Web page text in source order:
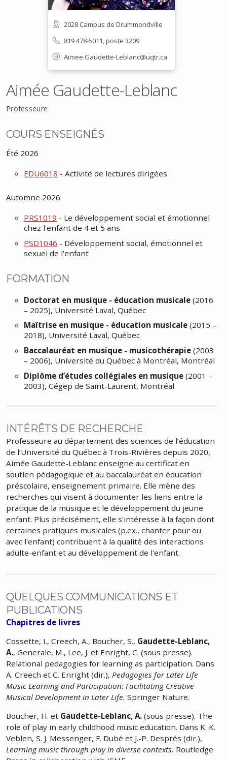
2028 Campus de Drummondville
819 478-5011, poste 3209
Aimee.Gaudette-Leblanc@uqtr.ca
Aimée Gaudette-Leblanc
Professeure
COURS ENSEIGNÉS
Été 2026
EDU6018 - Activité de lectures dirigées
Automne 2026
PRS1019 - Le développement social et émotionnel
chez l'enfant de 4 et 5 ans
PSD1046 - Développement social, émotionnel et
sexuel de l'enfant
FORMATION
Doctorat en musique - éducation musicale(2016
– 2025), Université Laval, Québec
Maîtrise en musique - éducation musicale (2015 –
2018), Université Laval, Québec
Baccalauréat en musique - musicothérapie (2003
– 2006), Université du Québec à Montréal, Montréal
Diplôme d’études collégiales en musique(2001 –
2003), Cégep de Saint-Laurent, Montréal
INTÉRÊTS DE RECHERCHE
Professeure au département des sciences de l’éducation
de l’Université du Québec à Trois-Rivières depuis 2020,
Aimée Gaudette-Leblanc enseigne au certificat en
soutien pédagogique et au baccalauréat en éducation
préscolaire, enseignement primaire. Elle mène des
recherches qui visent à documenter les liens entre la
pratique de la musique et le développement du jeune
enfant. Plus précisément, elle s'intéresse à la façon dont
certaines pratiques musicales (p.ex., chanter pour ou
avec l'enfant) contribuent à la qualité des interactions
adulte-enfant et au développement de l'enfant.
QUELQUES COMMUNICATIONS ET
PUBLICATIONS
Chapitres de livres
Cossette, I., Creech, A., Boucher, S., Gaudette-Leblanc,
A., Generale, M., Lee, J. et Enright, C. (sous presse).
Relational pedagogies for learning as participation. Dans
A. Creech et C. Enright (dir.), Pedagogies for Later Life
Music Learning and Participation: Facilitating Creative
Musical Development in Later Life. Springer Nature.
Boucher, H. et Gaudette-Leblanc, A. (sous presse). The
role of play in early childhood music education. Dans K. K.
Veblen, S. J. Messenger, F. Dubé et J.-P. Després (dir.),
Learning music through play in diverse contexts. Routledge